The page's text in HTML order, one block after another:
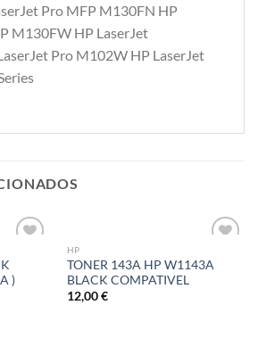
Pro MFP M130FN HP
M130FW HP LaserJet
Pro M102W HP LaserJet
lista de
desejos
)
á lista de
HP
TONER 143A HP W1143A
BLACK COMPATIVEL
12,00€